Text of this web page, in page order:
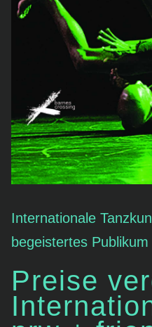
Internationale
begeistertes Publikum
Preise